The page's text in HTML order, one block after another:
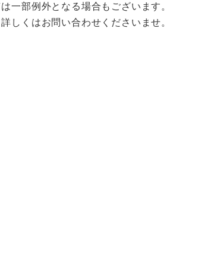
一部例外となる場合もございます。
詳しくはお問い合わせくださいませ。